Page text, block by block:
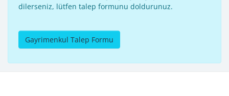
dilerseniz, lütfen talep formunu doldurunuz.
Gayrimenkul Talep Formu